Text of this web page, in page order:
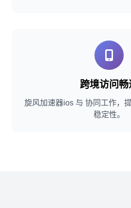
跨境访问畅
旋风加速器ios 与 协同工作，
稳定性。